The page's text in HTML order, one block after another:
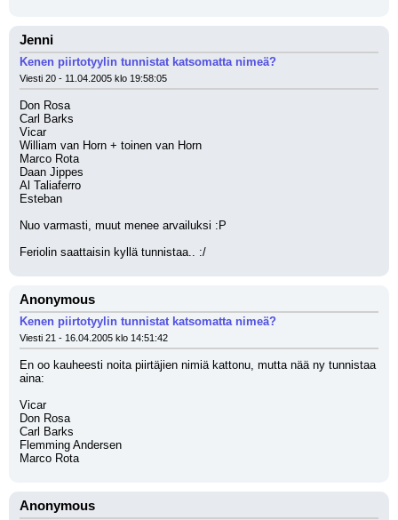
Jenni
Kenen piirtotyylin tunnistat katsomatta nimeä?
Viesti 20 - 11.04.2005 klo 19:58:05
Don Rosa
Carl Barks
Vicar
William van Horn + toinen van Horn
Marco Rota
Daan Jippes
Al Taliaferro
Esteban
Nuo varmasti, muut menee arvailuksi :P
Feriolin saattaisin kyllä tunnistaa.. :/
Anonymous
Kenen piirtotyylin tunnistat katsomatta nimeä?
Viesti 21 - 16.04.2005 klo 14:51:42
En oo kauheesti noita piirtäjien nimiä kattonu, mutta nää ny tunnistaa
aina:
Vicar
Don Rosa
Carl Barks
Flemming Andersen
Marco Rota
Anonymous